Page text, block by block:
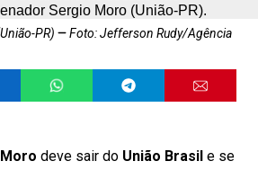
PR)
Foto: Jefferson Rudy/Agência
deve sair do União Brasil e se